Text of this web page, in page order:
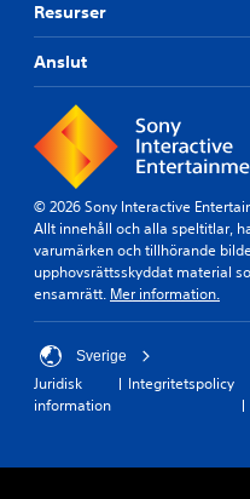
Resurser
Anslut
© 2026 Sony Interactive
Allt innehåll och alla speltitlar,
varumärken och tillhörande
upphovsrättsskyddat material
ensamrätt. Mer information.
Sverige
Juridisk
information
Integritetspolicy